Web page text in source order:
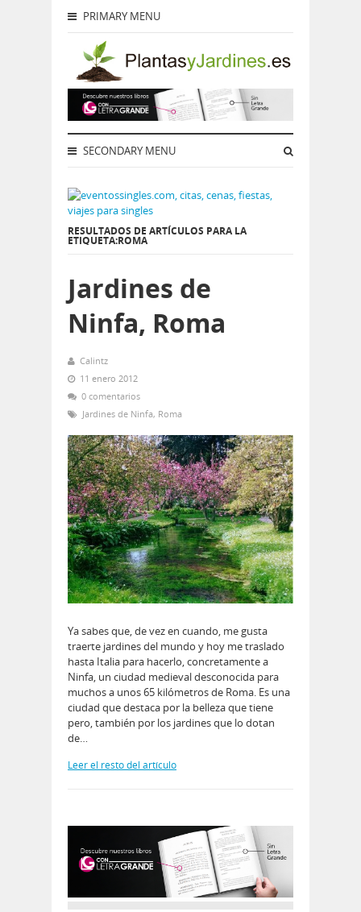
PRIMARY MENU
SECONDARY MENU
RESULTADOS DE ARTÍCULOS PARA LA
ETIQUETA:ROMA
Jardines de
Ninfa, Roma
Calintz
11 enero 2012
0 comentarios
Jardines de Ninfa, Roma
Ya sabes que, de vez en cuando, me gusta
traerte jardines del mundo y hoy me traslado
hasta Italia para hacerlo, concretamente a
Ninfa, un ciudad medieval desconocida para
muchos a unos 65 kilómetros de Roma. Es una
ciudad que destaca por la belleza que tiene
pero, también por los jardines que lo dotan
de…
Leer el resto del artículo